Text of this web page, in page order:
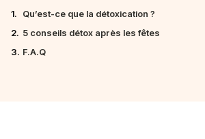
1.
Qu’est-ce que la détoxication ?
2. 5 conseils détox après les fêtes
3. F.A.Q